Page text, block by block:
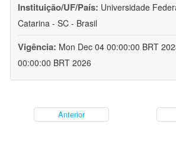
Instituição/UF/País: Universidade
Catarina - SC - Brasil
Vigência: Mon Dec 04 00:00:00 BRT
00:00:00 BRT 2026
Anterior